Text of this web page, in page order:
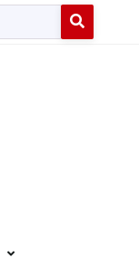
Cari